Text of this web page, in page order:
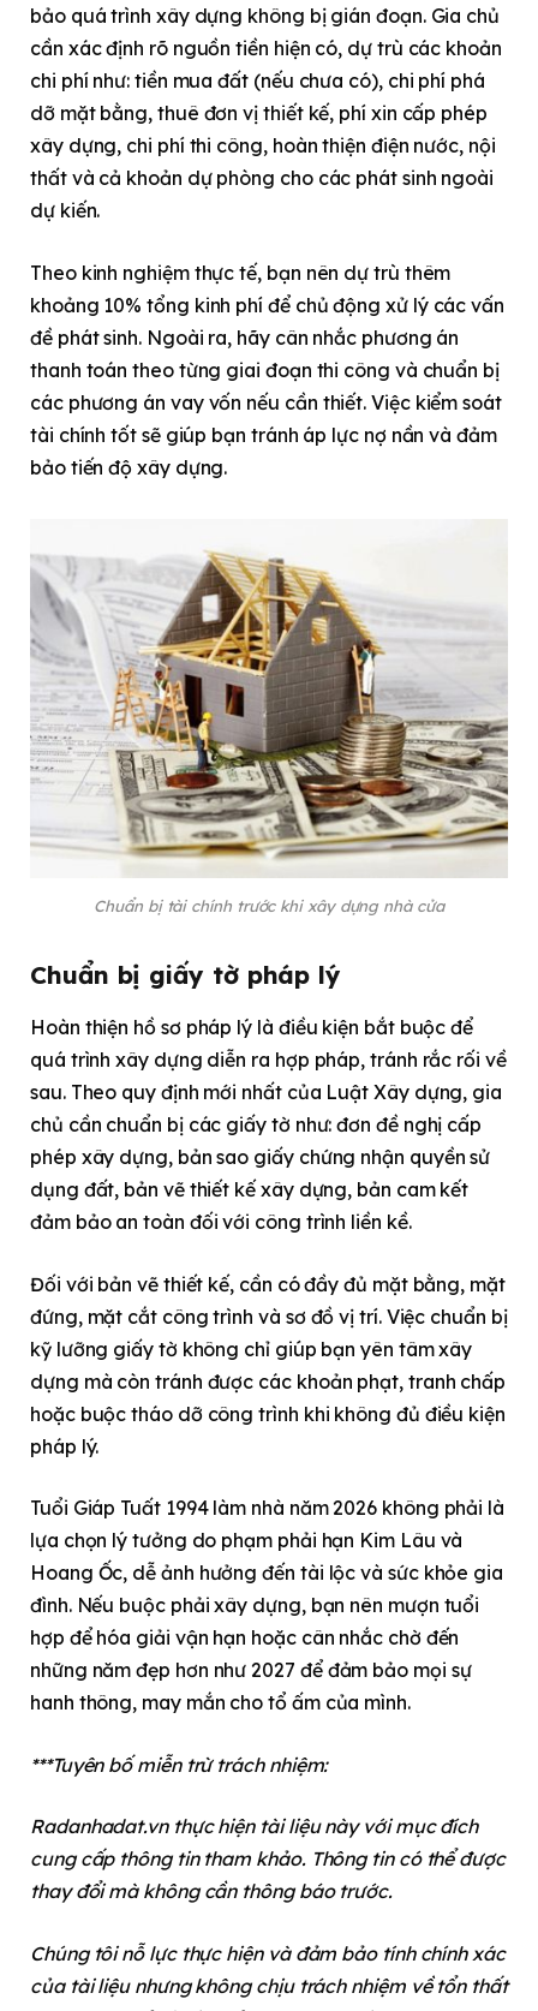
bảo quá trình xây dựng không bị gián đoạn. Gia chủ
cần xác định rõ nguồn tiền hiện có, dự trù các khoản
chi phí như: tiền mua đất (nếu chưa có), chi phí phá
dỡ mặt bằng, thuê đơn vị thiết kế, phí xin cấp phép
xây dựng, chi phí thi công, hoàn thiện điện nước, nội
thất và cả khoản dự phòng cho các phát sinh ngoài
dự kiến.
Theo kinh nghiệm thực tế, bạn nên dự trù thêm
khoảng 10% tổng kinh phí để chủ động xử lý các vấn
đề phát sinh. Ngoài ra, hãy cân nhắc phương án
thanh toán theo từng giai đoạn thi công và chuẩn bị
các phương án vay vốn nếu cần thiết. Việc kiểm soát
tài chính tốt sẽ giúp bạn tránh áp lực nợ nần và đảm
bảo tiến độ xây dựng.
Chuẩn bị tài chính trước khi xây dựng nhà cửa
Chuẩn bị giấy tờ pháp lý
Hoàn thiện hồ sơ pháp lý là điều kiện bắt buộc để
quá trình xây dựng diễn ra hợp pháp, tránh rắc rối về
sau. Theo quy định mới nhất của Luật Xây dựng, gia
chủ cần chuẩn bị các giấy tờ như: đơn đề nghị cấp
phép xây dựng, bản sao giấy chứng nhận quyền sử
dụng đất, bản vẽ thiết kế xây dựng, bản cam kết
đảm bảo an toàn đối với công trình liền kề.
Đối với bản vẽ thiết kế, cần có đầy đủ mặt bằng, mặt
đứng, mặt cắt công trình và sơ đồ vị trí. Việc chuẩn bị
kỹ lưỡng giấy tờ không chỉ giúp bạn yên tâm xây
dựng mà còn tránh được các khoản phạt, tranh chấp
hoặc buộc tháo dỡ công trình khi không đủ điều kiện
pháp lý.
Tuổi Giáp Tuất 1994 làm nhà năm 2026 không phải là
lựa chọn lý tưởng do phạm phải hạn Kim Lâu và
Hoang Ốc, dễ ảnh hưởng đến tài lộc và sức khỏe gia
đình. Nếu buộc phải xây dựng, bạn nên mượn tuổi
hợp để hóa giải vận hạn hoặc cân nhắc chờ đến
những năm đẹp hơn như 2027 để đảm bảo mọi sự
hanh thông, may mắn cho tổ ấm của mình.
***Tuyên bố miễn trừ trách nhiệm:
Radanhadat.vn thực hiện tài liệu này với mục đích
cung cấp thông tin tham khảo. Thông tin có thể được
thay đổi mà không cần thông báo trước.
Chúng tôi nỗ lực thực hiện và đảm bảo tính chính xác
của tài liệu nhưng không chịu trách nhiệm về tổn thất